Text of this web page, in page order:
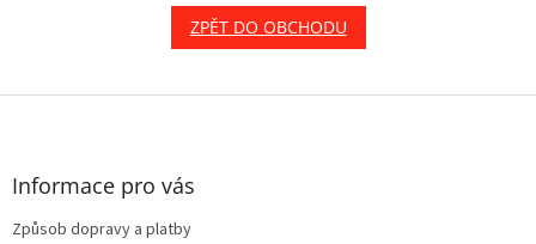
ZPĚT DO OBCHODU
Z
Informace pro vás
Způsob dopravy a platby